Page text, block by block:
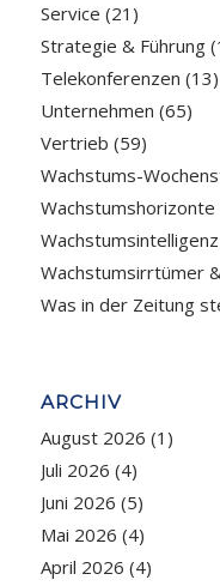
Service (21)
Strategie & Führung
Telekonferenzen (13)
Unternehmen (65)
Vertrieb (59)
Wachstums-
Wachstumshorizonte
Wachstumsirrtümer
Was in der Zeitung
ARCHIV
August 2026 (1)
Juli 2026 (4)
Juni 2026 (5)
Mai 2026 (4)
April 2026 (4)